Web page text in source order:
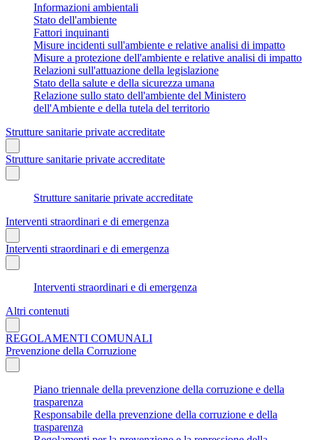
Informazioni ambientali
Stato dell'ambiente
Fattori inquinanti
Misure incidenti sull'ambiente e relative analisi di impatto
Misure a protezione dell'ambiente e relative analisi di impatto
Relazioni sull'attuazione della legislazione
Stato della salute e della sicurezza umana
Relazione sullo stato dell'ambiente del Ministero
dell'Ambiente e della tutela del territorio
Strutture sanitarie private accreditate
Strutture sanitarie private accreditate
Strutture sanitarie private accreditate
Interventi straordinari e di emergenza
Interventi straordinari e di emergenza
Interventi straordinari e di emergenza
Altri contenuti
REGOLAMENTI COMUNALI
Prevenzione della Corruzione
Piano triennale della prevenzione della corruzione e della
trasparenza
Responsabile della prevenzione della corruzione e della
trasparenza